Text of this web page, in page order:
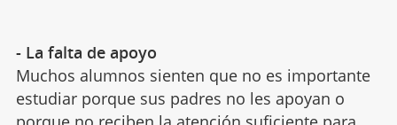
- La falta de apoyo
Muchos alumnos sienten que no es importante
estudiar porque sus padres no les apoyan o